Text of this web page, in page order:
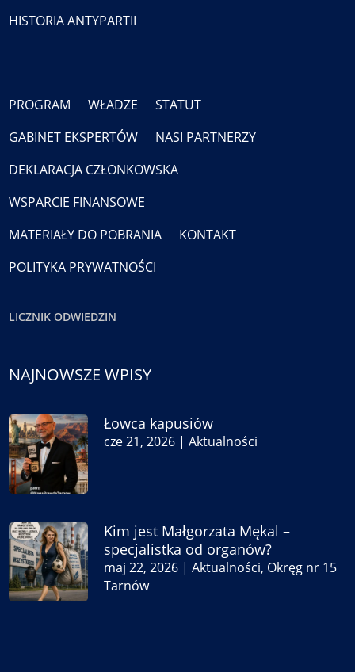
HISTORIA ANTYPARTII
PROGRAM WŁADZE
STATUT
GABINET EKSPERTÓW
NASI PARTNERZY
DEKLARACJA CZŁONKOWSKA
WSPARCIE FINANSOWE
MATERIAŁY DO POBRANIA
KONTAKT
POLITYKA PRYWATNOŚCI
LICZNIK ODWIEDZIN
NAJNOWSZE WPISY
Łowca kapusiów
cze 21, 2026 |Aktualności
Kim jest Małgorzata Mękal –
specjalistka od organów?
maj 22, 2026 |Aktualności, Okręg nr 15
Tarnów